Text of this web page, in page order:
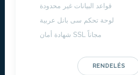
قواعد البيانات غير محدودة
لوحة تحكم سى بانل عربية
شهادة أمان SSL مجاناً
RENDELÉS